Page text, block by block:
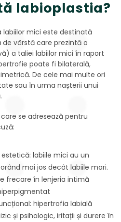
labioplastia?
labiilor mici este destinată
vârstă care prezintă o
a taliei labiilor mici în raport
poate fi bilaterală,
De cele mai multe ori
sau în urma nașterii unui
se adresează pentru
labiile mici au un
mai jos decât labiile mari.
frecare în lenjeria intimă
hipertrofia labială
și psihologic, iritații și durere în